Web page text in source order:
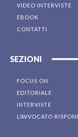
VIDEO INTERVISTE
EBOOK
CONTATTI
SEZIONI
FOCUS ON
EDITORIALE
INTERVISTE
L’AVVOCATO